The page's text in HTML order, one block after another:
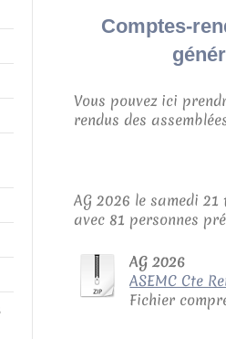
Comptes-
Vous pouvez ici
rendus des
AG 2026 le samedi 21
avec 81 personnes
AG 2026
ASEMC Cte
Fichier